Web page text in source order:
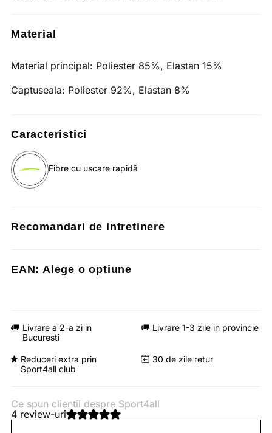
Material
Material principal: Poliester 85%, Elastan 15%
Captuseala: Poliester 92%, Elastan 8%
Caracteristici
Fibre cu uscare rapidă
Recomandari de intretinere
EAN: Alege o optiune
Livrare a 2-a zi in
Bucuresti
Livrare 1-3 zile in provincie
Reduceri extra prin
Sport4all club
30 de zile retur
Ce spun clientii despre Sport4all
4 review-uri